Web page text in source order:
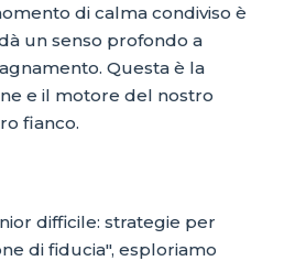
di calma condiviso è
un senso profondo a
Questa è la
e il motore del nostro
fianco.
difficile: strategie per
di fiducia", esploriamo